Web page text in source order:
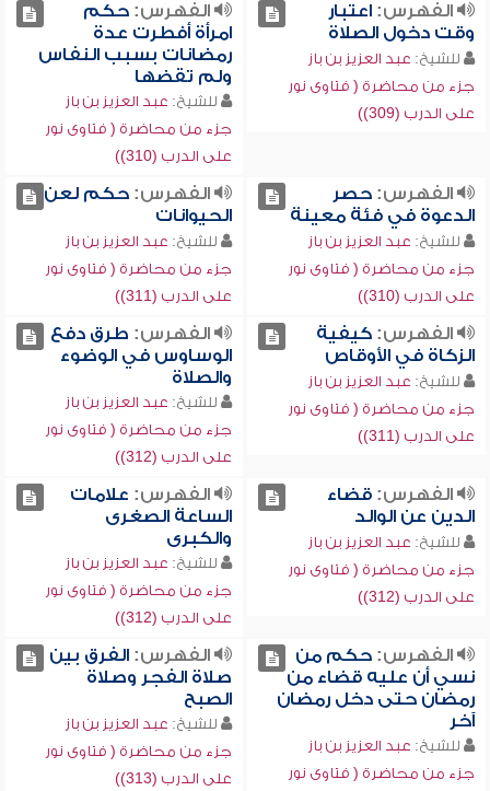
الفهرس:اعتبار
وقت دخول الصلاة
للشيخ: عبد العزيز بن باز
جزء من محاضرة ( فتاوى نور
على الدرب (309))
الفهرس:حكم
امرأة أفطرت عدة
رمضانات بسبب النفاس
ولم تقضها
للشيخ: عبد العزيز بن باز
جزء من محاضرة ( فتاوى نور
على الدرب (310))
الفهرس:حصر
الدعوة في فئة معينة
للشيخ: عبد العزيز بن باز
جزء من محاضرة ( فتاوى نور
على الدرب (310))
الفهرس:حكم لعن
الحيوانات
للشيخ: عبد العزيز بن باز
جزء من محاضرة ( فتاوى نور
على الدرب (311))
الفهرس:كيفية
الزكاة في الأوقاص
للشيخ: عبد العزيز بن باز
جزء من محاضرة ( فتاوى نور
على الدرب (311))
الفهرس: طرق دفع
الوساوس في الوضوء
والصلاة
للشيخ: عبد العزيز بن باز
جزء من محاضرة ( فتاوى نور
على الدرب (312))
الفهرس:قضاء
الدين عن الوالد
للشيخ: عبد العزيز بن باز
جزء من محاضرة ( فتاوى نور
على الدرب (312))
الفهرس: علامات
الساعة الصغرى
والكبرى
للشيخ: عبد العزيز بن باز
جزء من محاضرة ( فتاوى نور
على الدرب (312))
الفهرس:حكم من
نسي أن عليه قضاء من
رمضان حتى دخل رمضان
آخر
للشيخ: عبد العزيز بن باز
جزء من محاضرة ( فتاوى نور
الفهرس:الفرق بين
صلاة الفجر وصلاة
الصبح
للشيخ: عبد العزيز بن باز
جزء من محاضرة ( فتاوى نور
على الدرب (313))